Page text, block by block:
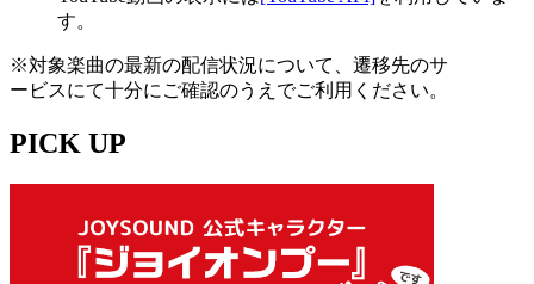
す。
※対象楽曲の最新の配信状況について、遷移先のサ
ービスにて十分にご確認のうえでご利用ください。
PICK UP